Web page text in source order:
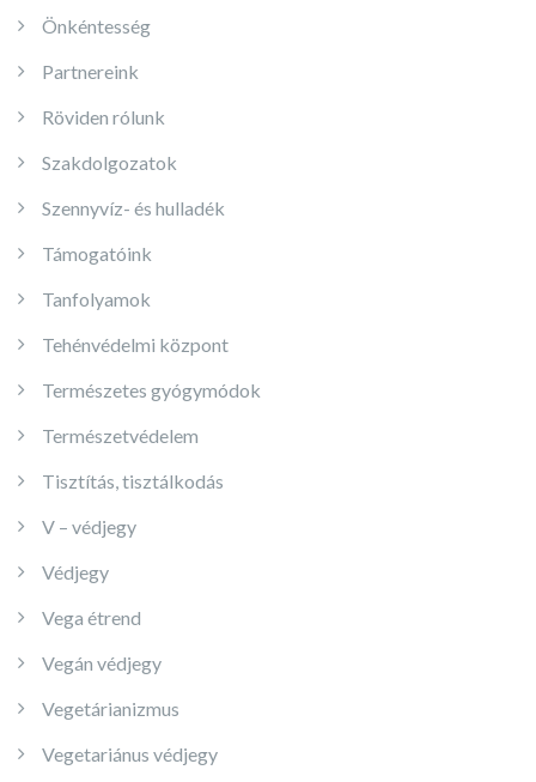
Önkéntesség
Partnereink
Röviden rólunk
Szakdolgozatok
Szennyvíz- és hulladék
Támogatóink
Tanfolyamok
Tehénvédelmi központ
Természetes gyógymódok
Természetvédelem
Tisztítás, tisztálkodás
V – védjegy
Védjegy
Vega étrend
Vegán védjegy
Vegetárianizmus
Vegetariánus védjegy